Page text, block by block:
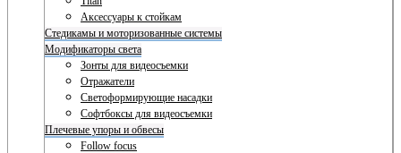
Аксессуары к стойкам
Стедикамы и моторизованные системы
Модификаторы света
Зонты для видеосъемки
Отражатели
Светоформирующие насадки
Софтбоксы для видеосъемки
Плечевые упоры и обвесы
Follow focus